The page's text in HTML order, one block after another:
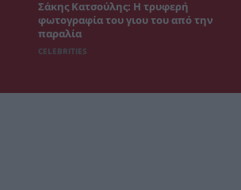
Σάκης Κατσούλης: Η τρυφερή
φωτογραφία του γιου του από την
παραλία
CELEBRITIES